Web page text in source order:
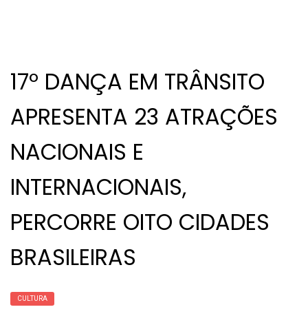
17º DANÇA EM TRÂNSITO
APRESENTA 23 ATRAÇÕES
NACIONAIS E
INTERNACIONAIS,
PERCORRE OITO CIDADES
BRASILEIRAS
CULTURA